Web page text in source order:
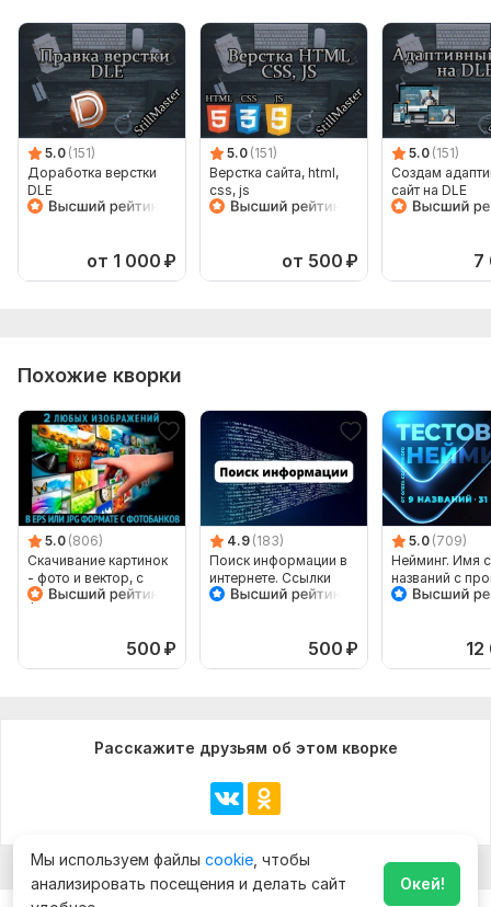
5.0 (151)
Доработка верстки
DLE
от 1 000 ₽
5.0 (151)
Верстка сайта, html,
css, js
от 500 ₽
5.0 (151)
Создам
сайт на DLE
7
Похожие кворки
5.0 (806)
Скачивание картинок
- фото и вектор, с
фотобанков
500 ₽
4.9 (183)
Поиск информации в
интернете. Ссылки
500 ₽
5.0 (709)
Нейминг. Имя
названий с
+ 31 слоган
Расскажите друзьям об этом кворке
Мы используем файлы cookie , чтобы
анализировать посещения и делать сайт
Окей!